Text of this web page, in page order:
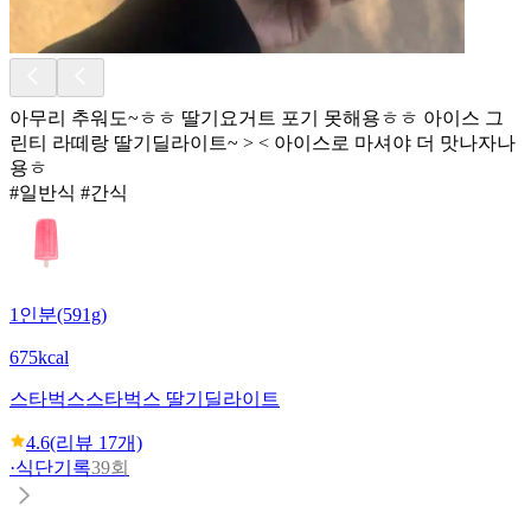
아무리 추워도~ㅎㅎ 딸기요거트 포기 못해용ㅎㅎ 아이스 그
린티 라떼랑 딸기딜라이트~ > < 아이스로 마셔야 더 맛나자나
용ㅎ
#일반식 #간식
1인분(591g)
675kcal
스타벅스스타벅스 딸기딜라이트
4.6(리뷰 17개)
·식단기록39회